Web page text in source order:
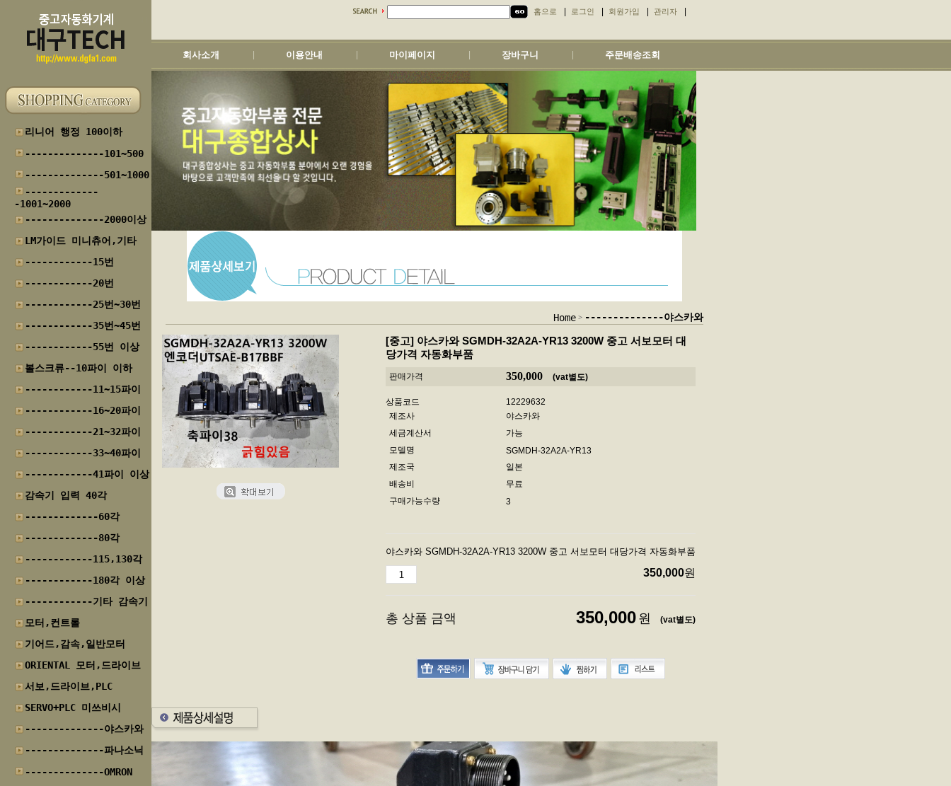
홈으로 로그인 회원가입 관리자
회사소개 이용안내 마이페이지 장바구니 주문배송조회
리니어 행정 100이하
--------------101~500
--------------501~1000
-------------
-1001~2000
--------------2000이상
LM가이드 미니츄어,기타
------------15번
------------20번
------------25번~30번
------------35번~45번
------------55번 이상
볼스크류--10파이 이하
------------11~15파이
------------16~20파이
------------21~32파이
------------33~40파이
------------41파이 이상
감속기 입력 40각
-------------60각
-------------80각
------------115,130각
------------180각 이상
------------기타 감속기
모터,컨트롤
기어드,감속,일반모터
ORIENTAL 모터,드라이브
서보,드라이브,PLC
SERVO+PLC 미쓰비시
--------------야스카와
--------------파나소닉
--------------OMRON
Home > --------------야스카와
[중고] 야스카와 SGMDH-32A2A-YR13 3200W 중고 서보모터 대
당가격 자동화부품
판매가격 350,000 (vat별도)
상품코드
12229632
제조사
야스카와
세금계산서
가능
모델명
SGMDH-32A2A-YR13
제조국
일본
배송비
무료
구매가능수량
3
야스카와 SGMDH-32A2A-YR13 3200W 중고 서보모터 대당가격 자동화부품
350,000원
총 상품 금액 350,000 원 (vat별도)